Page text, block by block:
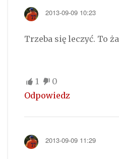
2013-09-09 10:23
Trzeba się leczyć. To
1
0
Odpowiedz
2013-09-09 11:29